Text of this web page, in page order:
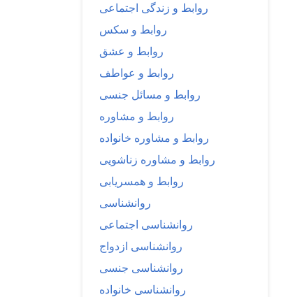
روابط و زندگی اجتماعی
روابط و سکس
روابط و عشق
روابط و عواطف
روابط و مسائل جنسی
روابط و مشاوره
روابط و مشاوره خانواده
روابط و مشاوره زناشویی
روابط و همسریابی
روانشناسی
روانشناسی اجتماعی
روانشناسی ازدواج
روانشناسی جنسی
روانشناسی خانواده